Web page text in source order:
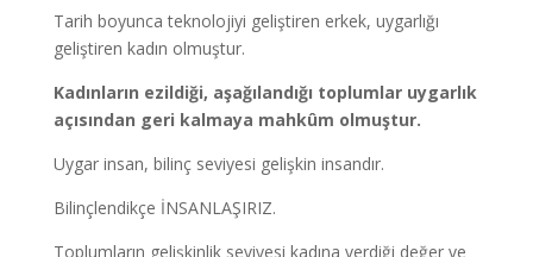
Tarih boyunca teknolojiyi geliştiren erkek, uygarlığı
geliştiren kadın olmuştur.
Kadınların ezildiği, aşağılandığı toplumlar uygarlık
açısından geri kalmaya mahkûm olmuştur.
Uygar insan, bilinç seviyesi gelişkin insandır.
Bilinçlendikçe İNSANLAŞIRIZ.
Toplumların gelişkinlik seviyesi kadına verdiği değer ve